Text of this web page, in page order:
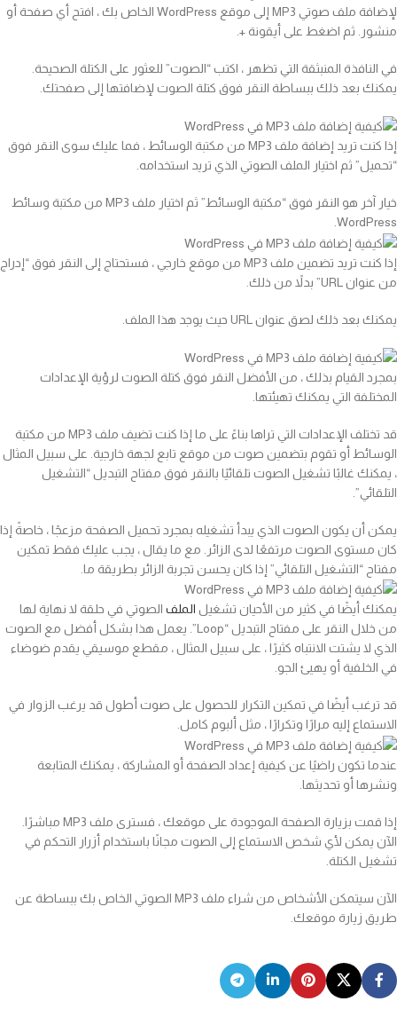
لإضافة ملف صوتي MP3 إلى موقع WordPress الخاص بك ، افتح أي صفحة أو
منشور. ثم اضغط على أيقونة +.
في النافذة المنبثقة التي تظهر ، اكتب “الصوت” للعثور على الكتلة الصحيحة.
يمكنك بعد ذلك ببساطة النقر فوق كتلة الصوت لإضافتها إلى صفحتك.
إذا كنت تريد إضافة ملف MP3 من مكتبة الوسائط ، فما عليك سوى النقر فوق
“تحميل” ثم اختيار الملف الصوتي الذي تريد استخدامه.
خيار آخر هو النقر فوق “مكتبة الوسائط” ثم اختيار ملف MP3 من مكتبة وسائط
WordPress.
إذا كنت تريد تضمين ملف MP3 من موقع خارجي ، فستحتاج إلى النقر فوق “إدراج
من عنوان URL” بدلاً من ذلك.
يمكنك بعد ذلك لصق عنوان URL حيث يوجد هذا الملف.
بمجرد القيام بذلك ، من الأفضل النقر فوق كتلة الصوت لرؤية الإعدادات
المختلفة التي يمكنك تهيئتها.
قد تختلف الإعدادات التي تراها بناءً على ما إذا كنت تضيف ملف MP3 من مكتبة
الوسائط أو تقوم بتضمين صوت من موقع تابع لجهة خارجية. على سبيل المثال
، يمكنك غالبًا تشغيل الصوت تلقائيًا بالنقر فوق مفتاح التبديل “التشغيل
التلقائي”.
يمكن أن يكون الصوت الذي يبدأ تشغيله بمجرد تحميل الصفحة مزعجًا ، خاصةً إذا
كان مستوى الصوت مرتفعًا لدى الزائر. مع ما يقال ، يجب عليك فقط تمكين
مفتاح “التشغيل التلقائي” إذا كان يحسن تجربة الزائر بطريقة ما.
يمكنك أيضًا في كثير من الأحيان تشغيل الملف الصوتي في حلقة لا نهاية لها
من خلال النقر على مفتاح التبديل “Loop”. يعمل هذا بشكل أفضل مع الصوت
الذي لا يشتت الانتباه كثيرًا ، على سبيل المثال ، مقطع موسيقي يقدم ضوضاء
في الخلفية أو يهيئ الجو.
قد ترغب أيضًا في تمكين التكرار للحصول على صوت أطول قد يرغب الزوار في
الاستماع إليه مرارًا وتكرارًا ، مثل ألبوم كامل.
عندما تكون راضيًا عن كيفية إعداد الصفحة أو المشاركة ، يمكنك المتابعة
ونشرها أو تحديثها.
إذا قمت بزيارة الصفحة الموجودة على موقعك ، فسترى ملف MP3 مباشرًا.
الآن يمكن لأي شخص الاستماع إلى الصوت مجانًا باستخدام أزرار التحكم في
تشغيل الكتلة.
الآن سيتمكن الأشخاص من شراء ملف MP3 الصوتي الخاص بك ببساطة عن
طريق زيارة موقعك.